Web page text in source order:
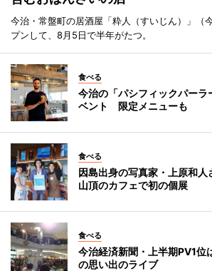
今治・常盤町の居酒屋「粋人（すいじん）」（
プンして、8月5日で半年がたつ。
食べる
今治の「パシフィックパーラ
ベント 限定メニューも
食べる
因島出身の写真家・上原和人
山頂のカフェで初の個展
食べる
今治経済新聞・上半期PV1位
の思い出のライブ